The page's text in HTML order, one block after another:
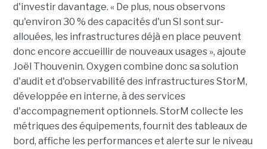
d'investir davantage. « De plus, nous observons
qu'environ 30 % des capacités d'un SI sont sur-
allouées, les infrastructures déjà en place peuvent
donc encore accueillir de nouveaux usages », ajoute
Joël Thouvenin. Oxygen combine donc sa solution
d'audit et d'observabilité des infrastructures StorM,
développée en interne, à des services
d'accompagnement optionnels. StorM collecte les
métriques des équipements, fournit des tableaux de
bord, affiche les performances et alerte sur le niveau